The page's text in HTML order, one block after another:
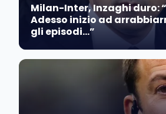
Milan-Inter, Inzaghi duro:
Adesso inizio ad
gli episodi…”